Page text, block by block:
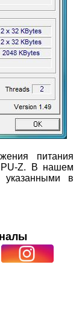
питания
Z. В нашем
указанными в